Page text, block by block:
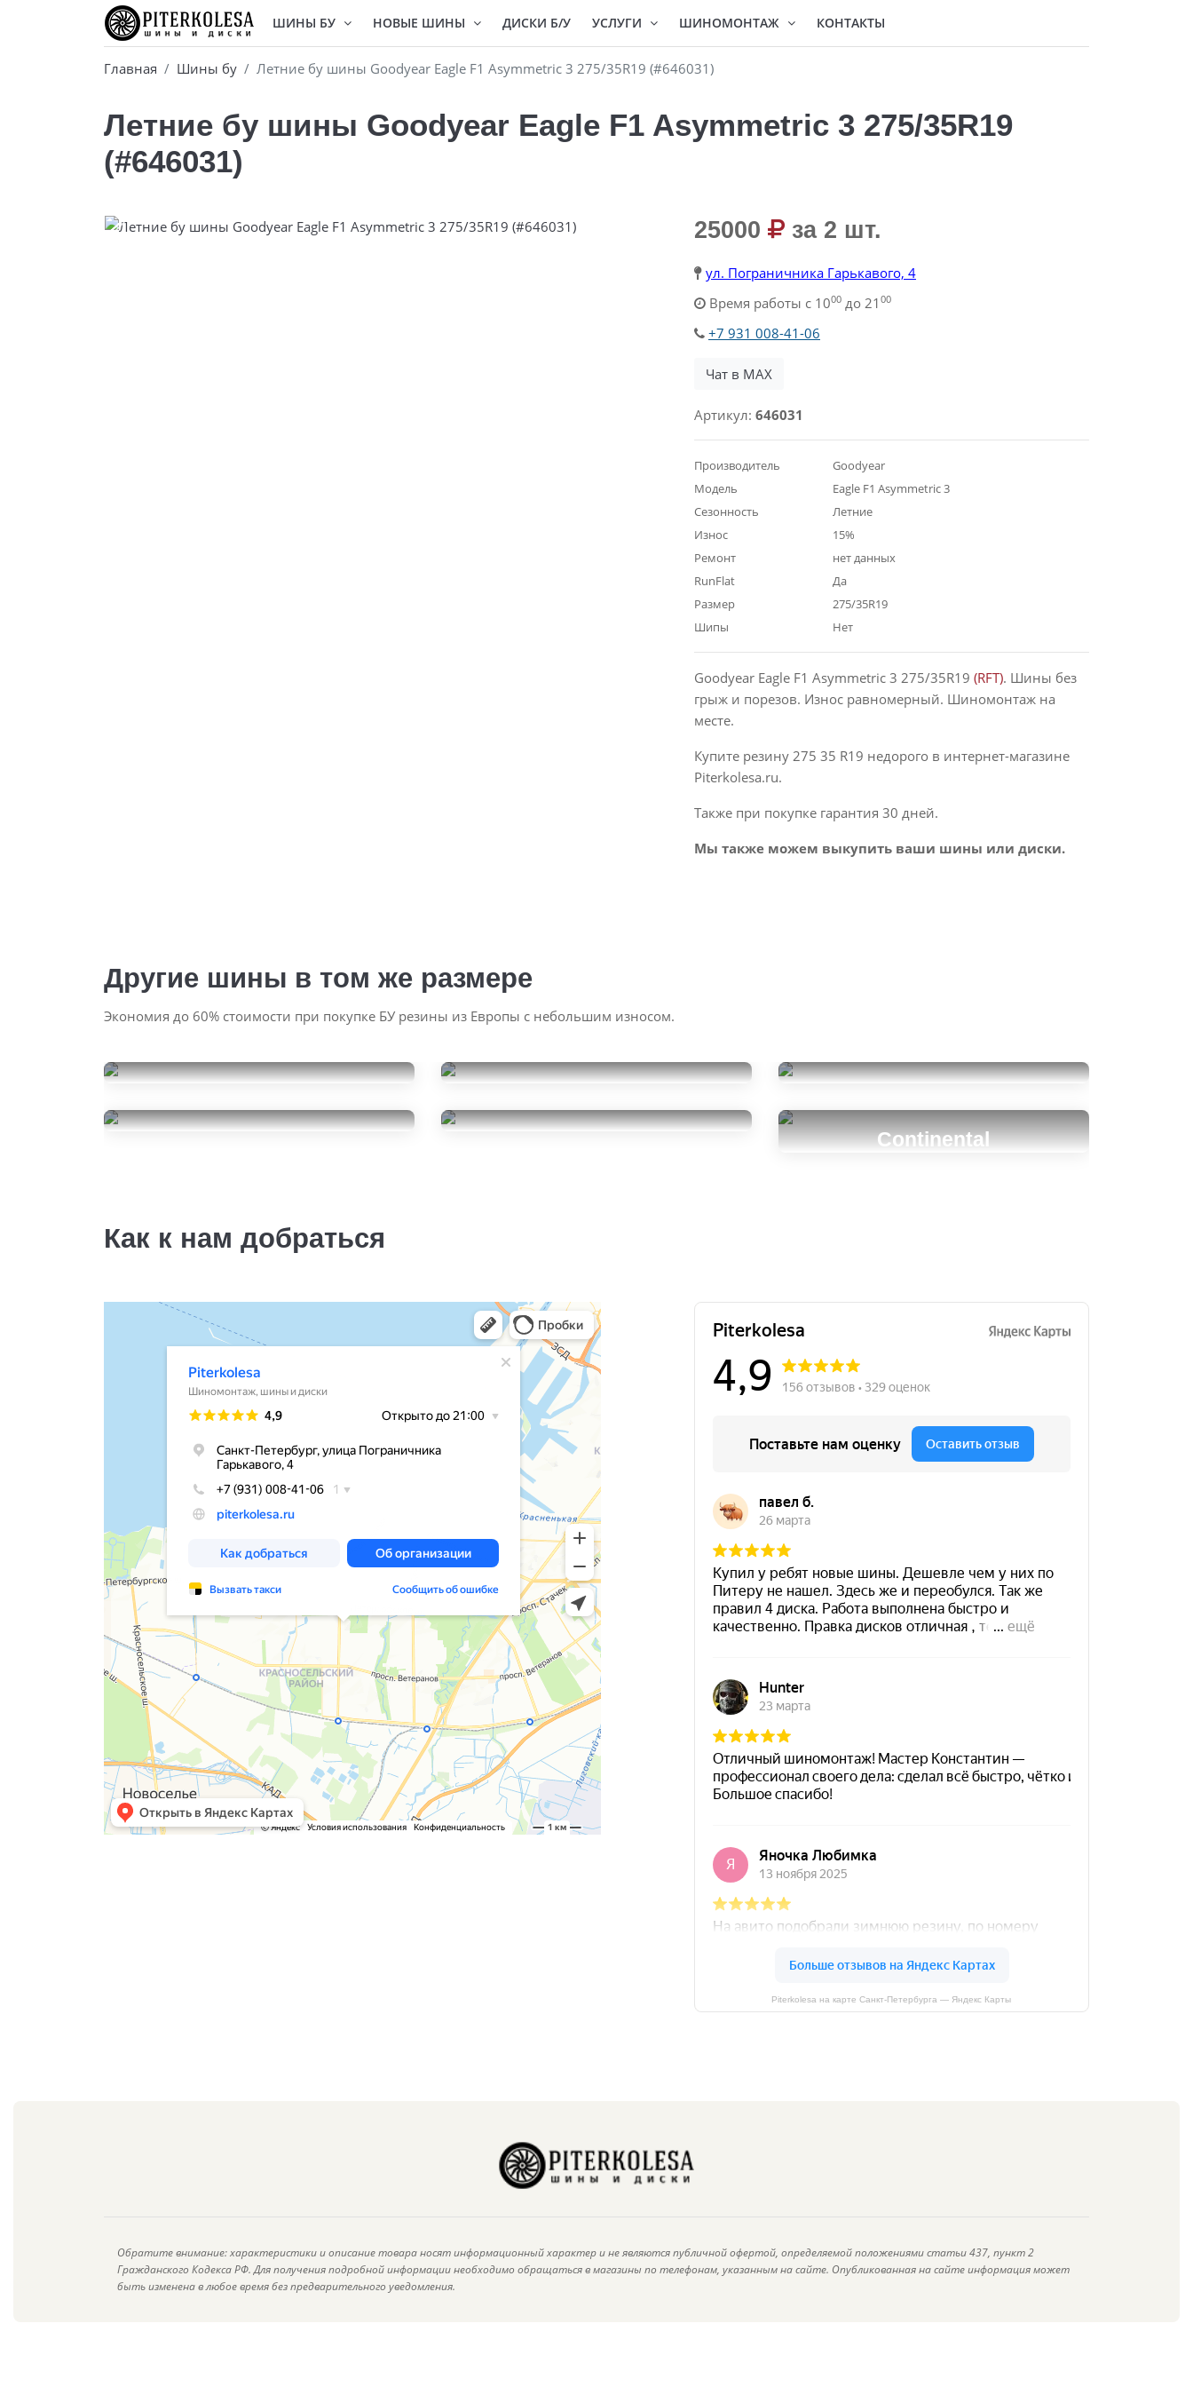
ШИНЫ БУ НОВЫЕ ШИНЫ ДИСКИ Б/У УСЛУГИ ШИНОМОНТАЖ КОНТАКТЫ
Главная Шины бу Летние бу шины Goodyear Eagle F1 Asymmetric 3 275/35R19 (#646031)
Летние бу шины Goodyear Eagle F1 Asymmetric 3 275/35R19
(#646031)
25000 за 2 шт.
ул. Пограничника Гарькавого, 4
Время работы с 1000до 21 00
+7 931 008-41-06
Чат в MAX
Артикул: 646031
Производитель
Goodyear
Модель
Eagle F1 Asymmetric 3
Сезонность
Летние
Износ
15%
Ремонт
нет данных
RunFlat
Да
Размер
275/35R19
Шипы
Нет
Goodyear Eagle F1 Asymmetric 3 275/35R19 (RFT). Шины без
грыж и порезов. Износ равномерный. Шиномонтаж на
месте.
Купите резину 275 35 R19 недорого в интернет-магазине
Piterkolesa.ru.
Также при покупке гарантия 30 дней.
Мы также можем выкупить ваши шины или диски.
Другие шины в том же размере
Экономия до 60% стоимости при покупке БУ резины из Европы с небольшим износом.
275/35R19
ExtremeContact DWS
275/35R19
16000
за 2 шт.
Continental
Как к нам добраться
Piterkolesa на карте Санкт‑Петербурга — Яндекс Карты
Обратите внимание: характеристики и описание товара носят информационный характер и не являются публичной офертой, определяемой положениями статьи 437, пункт 2
Гражданского Кодекса РФ. Для получения подробной информации необходимо обращаться в магазины по телефонам, указанным на сайте. Опубликованная на сайте информация может
быть изменена в любое время без предварительного уведомления.